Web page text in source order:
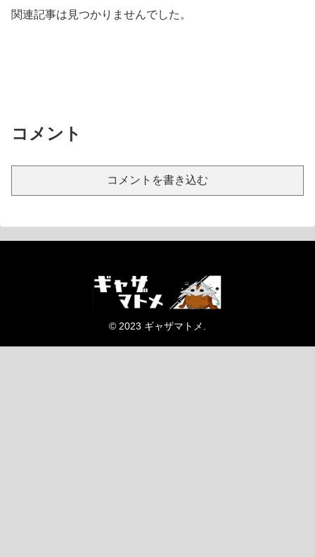
関連記事は見つかりませんでした。
コメント
コメントを書き込む
© 2023 ギャザマトメ.